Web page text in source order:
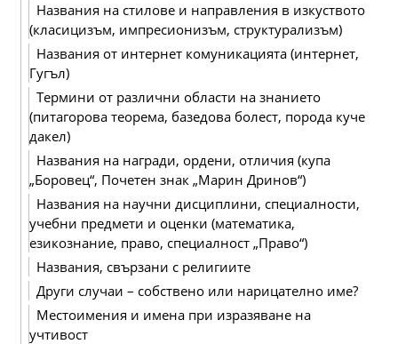
Названия на стилове и направления в изкуството
(класицизъм, импресионизъм, структурализъм)
Названия от интернет комуникацията (интернет,
Гугъл)
Термини от различни области на знанието
(питагорова теорема, базедова болест, порода куче
дакел)
Названия на награди, ордени, отличия (купа
„Боровец“, Почетен знак „Марин Дринов“)
Названия на научни дисциплини, специалности,
учебни предмети и оценки (математика,
езикознание, право, специалност „Право“)
Названия, свързани с религиите
Други случаи – собствено или нарицателно име?
Местоимения и имена при изразяване на
учтивост